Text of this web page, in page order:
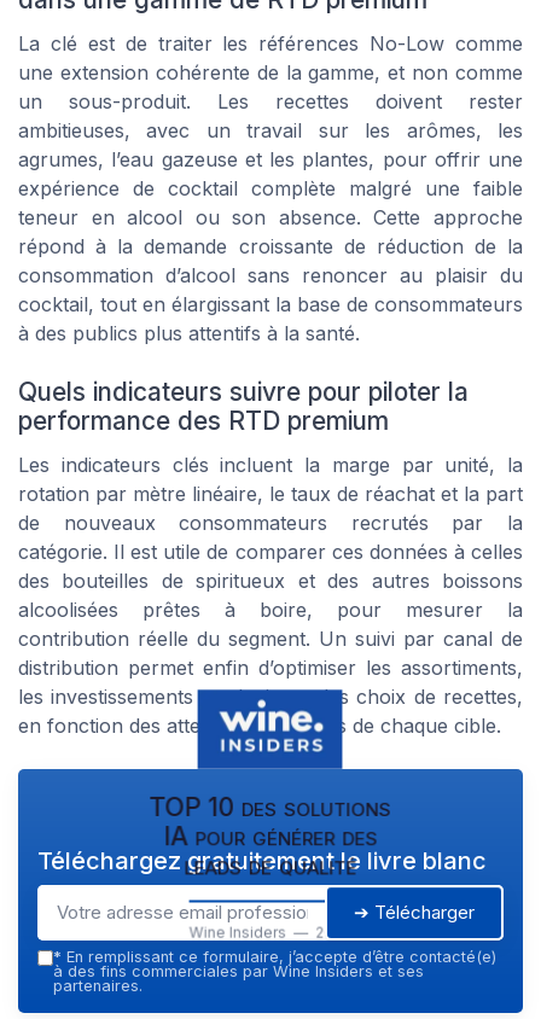
La clé est de traiter les références No-Low comme
une extension cohérente de la gamme, et non comme
un sous-produit. Les recettes doivent rester
ambitieuses, avec un travail sur les arômes, les
agrumes, l’eau gazeuse et les plantes, pour offrir une
expérience de cocktail complète malgré une faible
teneur en alcool ou son absence. Cette approche
répond à la demande croissante de réduction de la
consommation d’alcool sans renoncer au plaisir du
cocktail, tout en élargissant la base de consommateurs
à des publics plus attentifs à la santé.
Quels indicateurs suivre pour piloter la
performance des RTD premium
Les indicateurs clés incluent la marge par unité, la
rotation par mètre linéaire, le taux de réachat et la part
de nouveaux consommateurs recrutés par la
catégorie. Il est utile de comparer ces données à celles
des bouteilles de spiritueux et des autres boissons
alcoolisées prêtes à boire, pour mesurer la
contribution réelle du segment. Un suivi par canal de
distribution permet enfin d’optimiser les assortiments,
les investissements marketing et les choix de recettes,
en fonction des attentes spécifiques de chaque cible.
TOP 10 des solutions
IA pour générer des
leads de qualité
Wine Insiders — 2026
Téléchargez gratuitement le livre blanc
➔ Télécharger
* En remplissant ce formulaire, j’accepte d’être contacté(e)
à des fins commerciales par Wine Insiders et ses
partenaires.